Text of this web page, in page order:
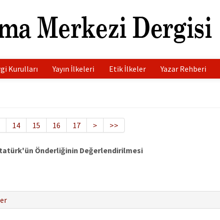
Kurulları Yayın İlkeleri Etik İlkeler Yazar Rehberi
14 15 16 17 > >>
Önderliğinin Değerlendirilmesi